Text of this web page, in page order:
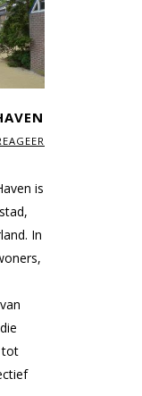
is
In
tot